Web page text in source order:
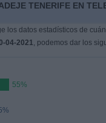
TENERIFE EN
los datos estadísticos de
04-2021, podemos dar los
55%